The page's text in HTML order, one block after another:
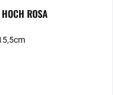
ROSA